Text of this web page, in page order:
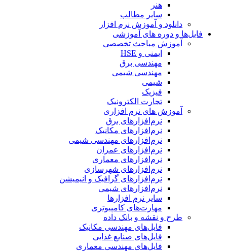
هنر
سایر مطالب
دانلود و آموزش نرم افزار
فایل‌ها و دوره های آموزشی
آموزش مباحث تخصصی
ایمنی و HSE
مهندسی برق
مهندسی شیمی
شیمی
فیزیک
تجارت الکترونیک
آموزش های نرم افزاری
نرم‌افزارهای برق
نرم‌افزارهای مکانیک
نرم‌افزارهای مهندسی شیمی
نرم‌افزارهای عمران
نرم‌افزارهای معماری
نرم‌افزارهای شهرسازی
نرم‌افزارهای گرافیک و انیمیشن
نرم‌افزارهای شیمی
سایر نرم افزارها
مهارت‌های کامپیوتری
طرح و نقشه و بانک داده
فایل‌های مهندسی مکانیک
فایل‌های صنایع غذایی
فایل‌های مهندسی معماری